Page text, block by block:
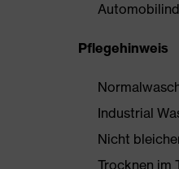
Pflegehinweis
Industrial
Nicht
Trocknen im